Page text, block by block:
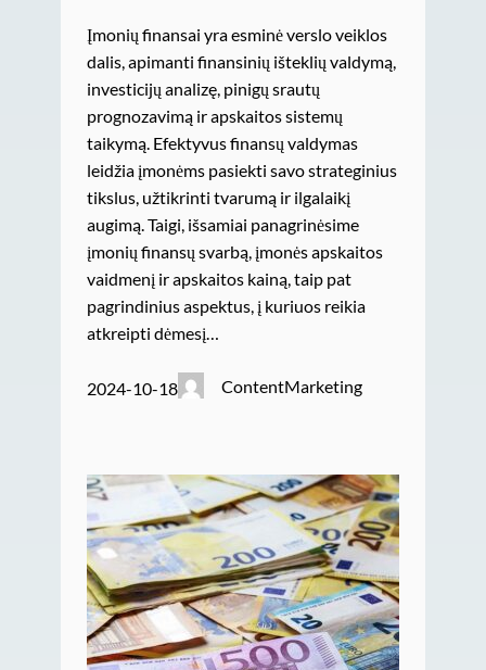
Įmonių finansai yra esminė verslo veiklos
dalis, apimanti finansinių išteklių valdymą,
investicijų analizę, pinigų srautų
prognozavimą ir apskaitos sistemų
taikymą. Efektyvus finansų valdymas
leidžia įmonėms pasiekti savo strateginius
tikslus, užtikrinti tvarumą ir ilgalaikį
augimą. Taigi, išsamiai panagrinėsime
įmonių finansų svarbą, įmonės apskaitos
vaidmenį ir apskaitos kainą, taip pat
pagrindinius aspektus, į kuriuos reikia
atkreipti dėmesį…
2024-10-18 ContentMarketing